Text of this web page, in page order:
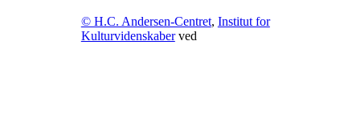
© H.C. Andersen-Centret, Institut for
Kulturvidenskaberved